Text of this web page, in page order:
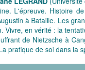
L'épreuve. Histoire
à Bataille. Les
Vivre, en vérité : la
de Nietzsche à
pratique de soi dans la